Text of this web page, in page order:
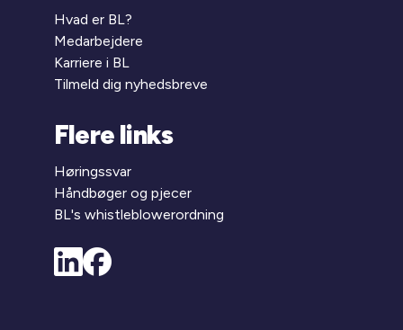
Hvad er BL?
Medarbejdere
Karriere i BL
Tilmeld dig nyhedsbreve
Flere links
Høringssvar
Håndbøger og pjecer
BL's whistleblowerordning